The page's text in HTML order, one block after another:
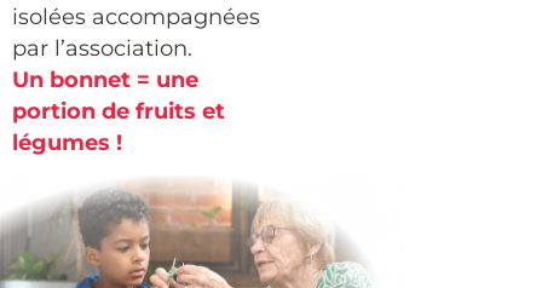
isolées accompagnées
par l’association.
Un bonnet = une
portion de fruits et
légumes !